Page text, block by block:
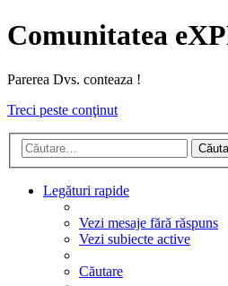
Comunitatea
Parerea Dvs. conteaza !
Treci peste conţinut
Legături rapide
Vezi mesaje fără răspuns
Vezi subiecte active
Căutare